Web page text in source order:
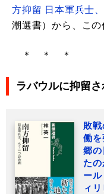
方抑留 日本軍兵士
潮選書）から、この
＊ ＊ ＊
ラバウルに抑留さ
敗
働を
郷の
た
ー
ィ